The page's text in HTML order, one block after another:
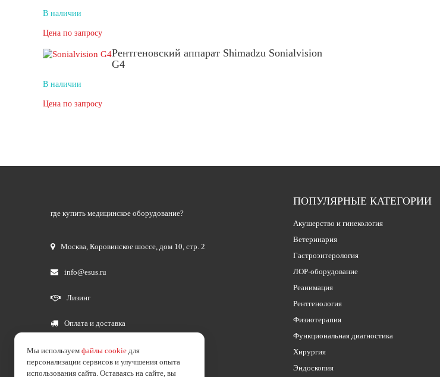
В наличии
Цена по запросу
Рентгеновский аппарат Shimadzu Sonialvision
G4
В наличии
Цена по запросу
где купить медицинское оборудование?
Москва, Коровинское шоссе, дом 10, стр. 2
info@esus.ru
Лизинг
Оплата и доставка
ПОПУЛЯРНЫЕ КАТЕГОРИИ
Акушерство и гинекология
Ветеринария
Гастроэнтерология
ЛОР-оборудование
Реанимация
Рентгенология
Физиотерапия
Функциональная диагностика
Хирургия
Эндоскопия
Мы используем файлы cookie для
персонализации сервисов и улучшения опыта
использования сайта. Оставаясь на сайте, вы